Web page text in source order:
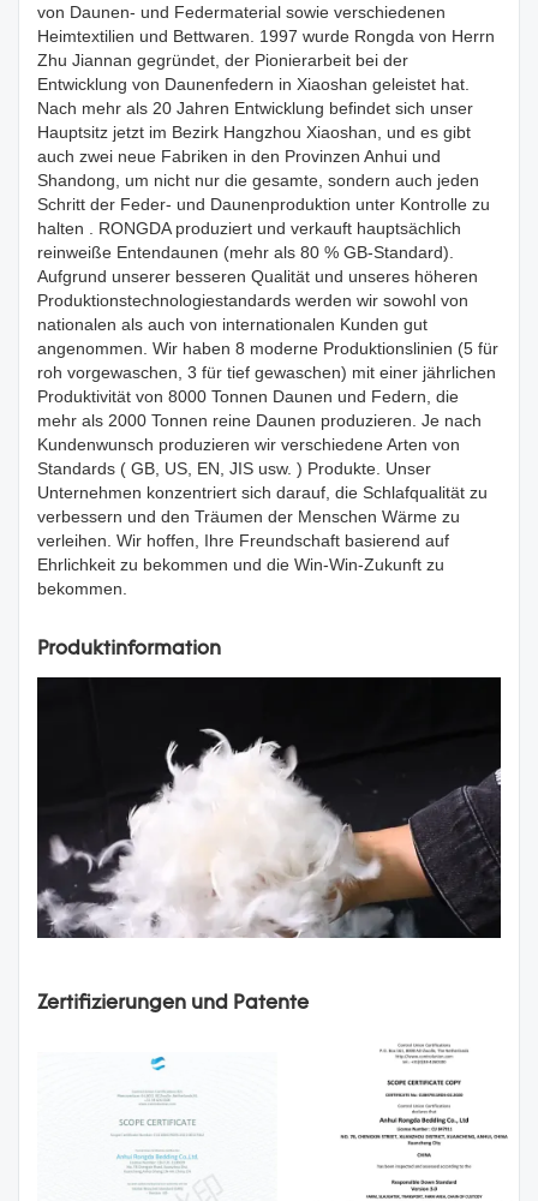
von Daunen- und Federmaterial sowie verschiedenen
Heimtextilien und Bettwaren. 1997 wurde Rongda von Herrn
Zhu Jiannan gegründet, der Pionierarbeit bei der
Entwicklung von Daunenfedern in Xiaoshan geleistet hat.
Nach mehr als 20 Jahren Entwicklung befindet sich unser
Hauptsitz jetzt im Bezirk Hangzhou Xiaoshan, und es gibt
auch zwei neue Fabriken in den Provinzen Anhui und
Shandong, um nicht nur die gesamte, sondern auch jeden
Schritt der Feder- und Daunenproduktion unter Kontrolle zu
halten . RONGDA produziert und verkauft hauptsächlich
reinweiße Entendaunen (mehr als 80 % GB-Standard).
Aufgrund unserer besseren Qualität und unseres höheren
Produktionstechnologiestandards werden wir sowohl von
nationalen als auch von internationalen Kunden gut
angenommen. Wir haben 8 moderne Produktionslinien (5 für
roh vorgewaschen, 3 für tief gewaschen) mit einer jährlichen
Produktivität von 8000 Tonnen Daunen und Federn, die
mehr als 2000 Tonnen reine Daunen produzieren. Je nach
Kundenwunsch produzieren wir verschiedene Arten von
Standards ( GB, US, EN, JIS usw. ) Produkte. Unser
Unternehmen konzentriert sich darauf, die Schlafqualität zu
verbessern und den Träumen der Menschen Wärme zu
verleihen. Wir hoffen, Ihre Freundschaft basierend auf
Ehrlichkeit zu bekommen und die Win-Win-Zukunft zu
bekommen.
Produktinformation
Zertifizierungen und Patente